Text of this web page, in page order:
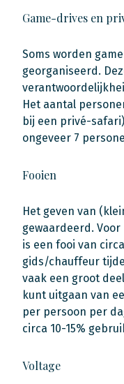
Game-drives en
Soms worden
georganiseerd.
Het aantal
bij een privé-
ongeveer 7
Fooien
Het geven van
gewaardeerd.
is een fooi van
gids/chauffeur
vaak een groot
kunt uitgaan van
per persoon per
circa 10-15%
Voltage